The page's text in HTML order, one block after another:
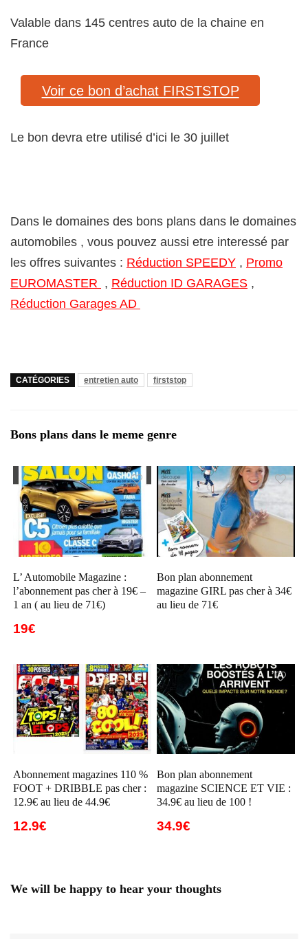
Valable dans 145 centres auto de la chaine en
France
Voir ce bon d’achat FIRSTSTOP
Le bon devra etre utilisé d’ici le 30 juillet
Dans le domaines des bons plans dans le domaines
automobiles , vous pouvez aussi etre interessé par
les offres suivantes : Réduction SPEEDY , Promo
EUROMASTER , Réduction ID GARAGES ,
Réduction Garages AD
CATÉGORIES entretien auto firststop
Bons plans dans le meme genre
L’ Automobile Magazine :
l’abonnement pas cher à 19€ –
1 an ( au lieu de 71€)
19€
Bon plan abonnement
magazine GIRL pas cher à 34€
au lieu de 71€
Abonnement magazines 110 %
FOOT + DRIBBLE pas cher :
12.9€ au lieu de 44.9€
12.9€
Bon plan abonnement
magazine SCIENCE ET VIE :
34.9€ au lieu de 100 !
34.9€
We will be happy to hear your thoughts